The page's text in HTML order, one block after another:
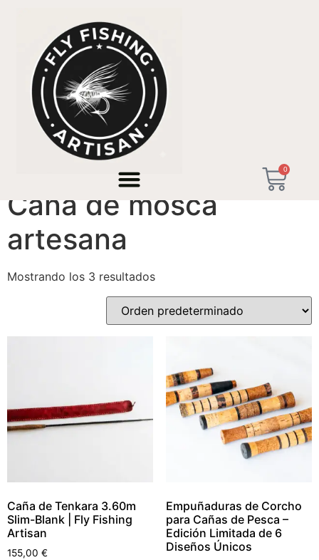
0
/ Productos etiquetados “Caña de mosca
Caña de mosca
artesana
Mostrando los 3 resultados
Caña de Tenkara 3.60m
Slim-Blank | Fly Fishing
Artisan
155,00 €
Empuñaduras de Corcho
para Cañas de Pesca –
Edición Limitada de 6
Diseños Únicos